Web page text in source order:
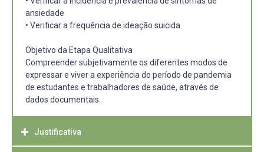
ansiedade
• Verificar a frequência de ideação suicida
Objetivo da Etapa Qualitativa
Compreender subjetivamente os diferentes modos de
expressar e viver a experiência do período de pandemia
de estudantes e trabalhadores de saúde, através de
dados documentais.
Justificativa